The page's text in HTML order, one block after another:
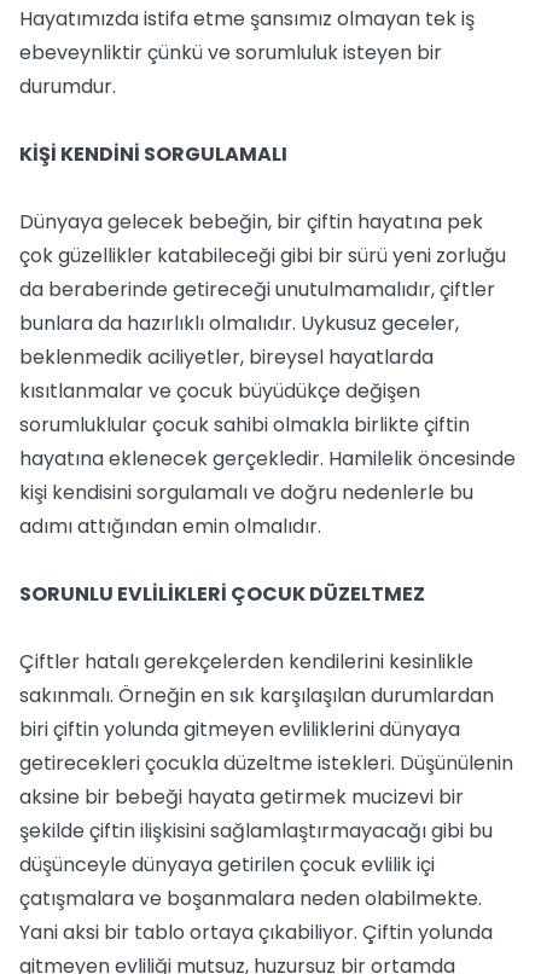
Hayatımızda istifa etme şansımız olmayan tek iş
ebeveynliktir çünkü ve sorumluluk isteyen bir
durumdur.
KİŞİ KENDİNİ SORGULAMALI
Dünyaya gelecek bebeğin, bir çiftin hayatına pek
çok güzellikler katabileceği gibi bir sürü yeni zorluğu
da beraberinde getireceği unutulmamalıdır, çiftler
bunlara da hazırlıklı olmalıdır. Uykusuz geceler,
beklenmedik aciliyetler, bireysel hayatlarda
kısıtlanmalar ve çocuk büyüdükçe değişen
sorumluklular çocuk sahibi olmakla birlikte çiftin
hayatına eklenecek gerçekledir. Hamilelik öncesinde
kişi kendisini sorgulamalı ve doğru nedenlerle bu
adımı attığından emin olmalıdır.
SORUNLU EVLİLİKLERİ ÇOCUK DÜZELTMEZ
Çiftler hatalı gerekçelerden kendilerini kesinlikle
sakınmalı. Örneğin en sık karşılaşılan durumlardan
biri çiftin yolunda gitmeyen evliliklerini dünyaya
getirecekleri çocukla düzeltme istekleri. Düşünülenin
aksine bir bebeği hayata getirmek mucizevi bir
şekilde çiftin ilişkisini sağlamlaştırmayacağı gibi bu
düşünceyle dünyaya getirilen çocuk evlilik içi
çatışmalara ve boşanmalara neden olabilmekte.
Yani aksi bir tablo ortaya çıkabiliyor. Çiftin yolunda
gitmeyen evliliği mutsuz, huzursuz bir ortamda